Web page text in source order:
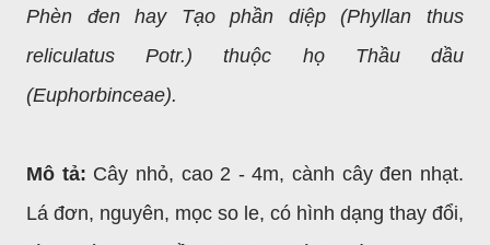
Phèn đen hay Tạo phần diệp (Phyllan thus
reliculatus Potr.) thuộc họ Thầu dầu
(Euphorbinceae).
Mô tả: Cây nhỏ, cao 2 - 4m, cành cây đen nhạt.
Lá đơn, nguyên, mọc so le, có hình dạng thay đổi,